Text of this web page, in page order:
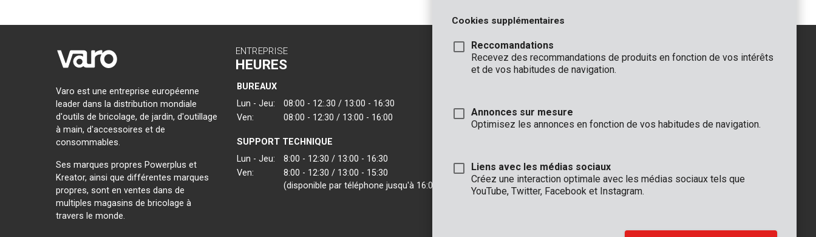
Varo est une entreprise européenne
leader dans la distribution mondiale
d'outils de bricolage, de jardin, d'outillage
à main, d'accessoires et de
consommables.
Ses marques propres Powerplus et
Kreator, ainsi que différentes marques
propres, sont en ventes dans de
multiples magasins de bricolage à
travers le monde.
ENTREPRISE
HEURES
BUREAUX
Lun - Jeu:
08:00 - 12:.30 / 13:00 - 16:30
Ven:
08:00 - 12:30 / 13:00 - 16:00
SUPPORT TECHNIQUE
Lun - Jeu:
8:00 - 12:30 / 13:00 - 16:30
Ven:
8:00 - 12:30 / 13:00 - 15:30
(disponible par téléphone jusqu'à 16:00)
CONTACT
INFO
VARO - Vic. Van Rompuy nv
Joseph Van Instraat 9
2500 Lier - Belgique
info@varo.com
Cookies supplémentaires
Reccomandations
Recevez des recommandations de produits en fonction de vos intérêts
et de vos habitudes de navigation.
Annonces sur mesure
Optimisez les annonces en fonction de vos habitudes de navigation.
Liens avec les médias sociaux
Créez une interaction optimale avec les médias sociaux tels que
YouTube, Twitter, Facebook et Instagram.